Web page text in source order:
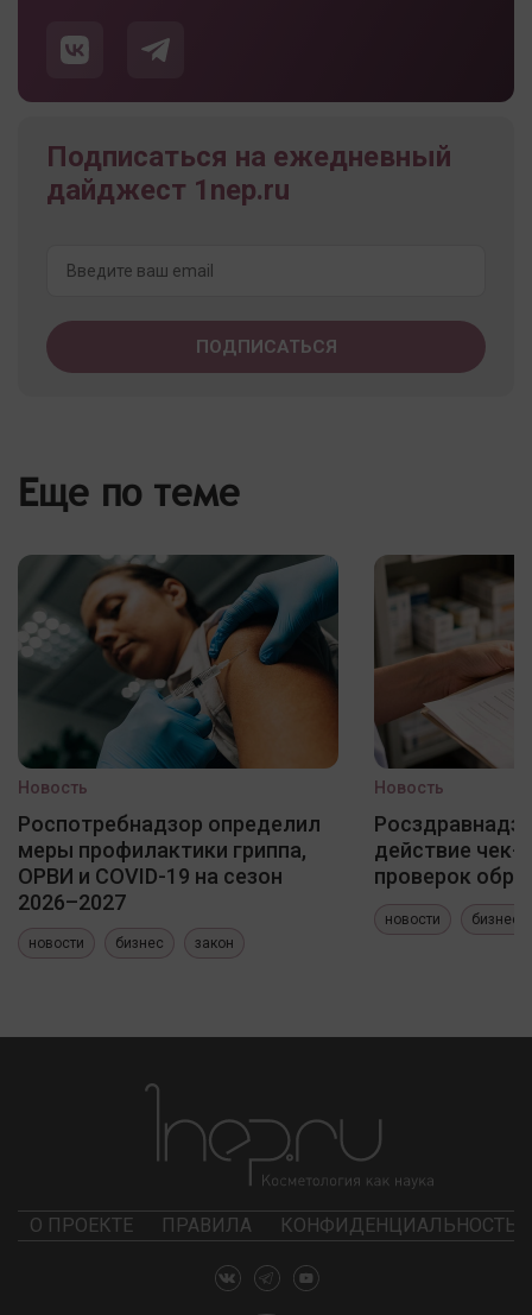
Подписаться на ежедневный
дайджест 1nep.ru
Еще по теме
Новость
Роспотребнадзор определил
меры профилактики гриппа,
ОРВИ и COVID-19 на сезон
2026–2027
новости бизнес закон
Новость
действие чек-
проверок
новости бизнес
О ПРОЕКТЕ ПРАВИЛА КОНФИДЕНЦИАЛЬНОСТЬ